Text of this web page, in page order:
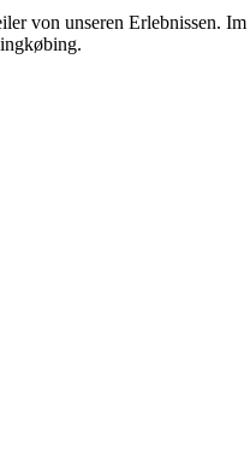
von unseren Erlebnissen.